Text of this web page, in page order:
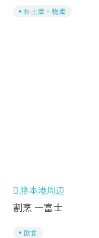
お土産・物産
勝本港周辺
割烹 一富士
飲食